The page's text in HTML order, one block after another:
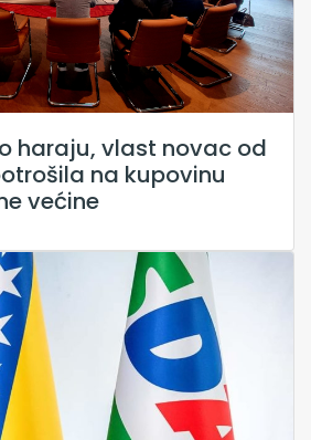
haraju, vlast novac od
na kupovinu
većine